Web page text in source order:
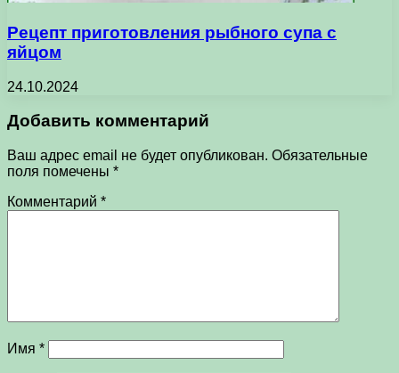
Рецепт приготовления рыбного супа с
яйцом
24.10.2024
Добавить комментарий
Ваш адрес email не будет опубликован. Обязательные
поля помечены *
Комментарий *
Имя *